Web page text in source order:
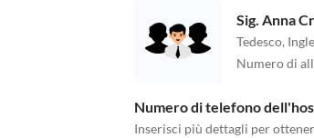
Sig. Anna
Tedesco,
Numero di
Numero di telefono
Inserisci più dettagli per